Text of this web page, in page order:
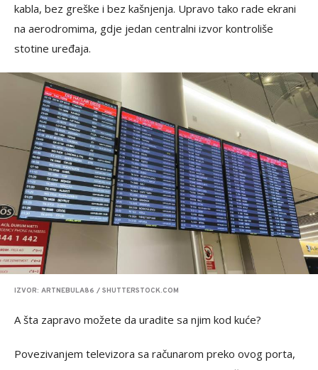
kabla, bez greške i bez kašnjenja. Upravo tako rade ekrani
na aerodromima, gdje jedan centralni izvor kontroliše
stotine uređaja.
IZVOR: ARTNEBULA86 / SHUTTERSTOCK.COM
A šta zapravo možete da uradite sa njim kod kuće?
Povezivanjem televizora sa računarom preko ovog porta,